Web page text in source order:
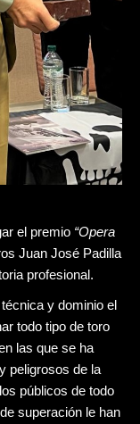
el premio “Opera
Juan José Padilla
profesional.
y dominio el
todo tipo de toro
las que se ha
peligrosos de la
públicos de todo
superación le han